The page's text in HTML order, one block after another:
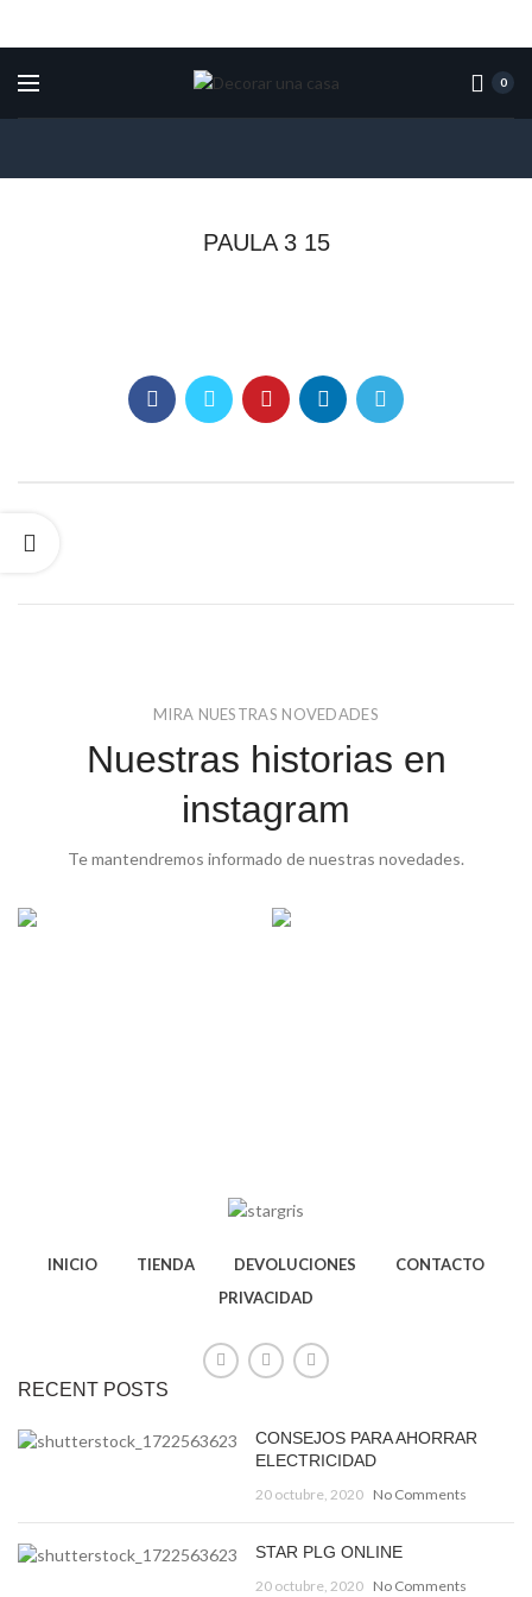
0
PAULA 3 15
MIRA NUESTRAS NOVEDADES
Nuestras historias en
instagram
Te mantendremos informado de nuestras novedades.
INICIO TIENDA DEVOLUCIONES
CONTACTO
PRIVACIDAD
RECENT POSTS
CONSEJOS PARA AHORRAR
ELECTRICIDAD
20 octubre, 2020 No Comments
STAR PLG ONLINE
20 octubre, 2020 No Comments